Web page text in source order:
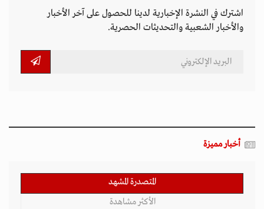
اشترك في النشرة الإخبارية لدينا للحصول على آخر الأخبار
والأخبار الشعبية والتحديثات الحصرية.
أخبار مميزة
المتصدرة المشهد
الأكثر مشاهدة